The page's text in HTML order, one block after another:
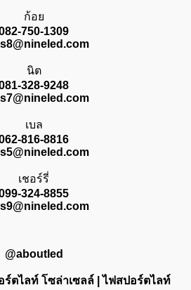
ก้อย
750-1309
นิต
328-9248
เบล
816-8816
เชอร์รี่
324-8855
@aboutled
ตไลท์ โซล่าเซลล์ | ไฟสปอร์ตไลท์